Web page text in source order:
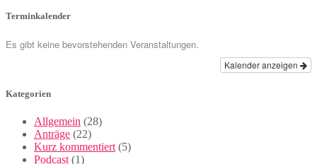
Terminkalender
Es gibt keine bevorstehenden Veranstaltungen.
Kalender anzeigen
Kategorien
Allgemein (28)
Anträge (22)
Kurz kommentiert (5)
Podcast (1)